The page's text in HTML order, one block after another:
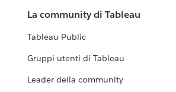
La community di Tableau
Tableau Public
Gruppi utenti di Tableau
Leader della community